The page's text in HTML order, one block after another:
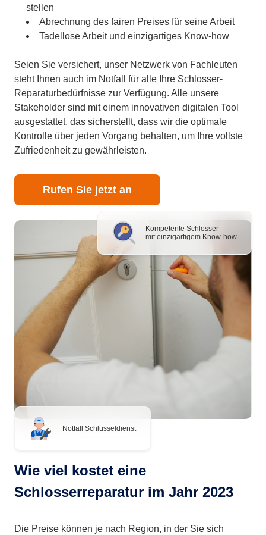
Kompetente Schlosser
mit einzigartigem Know-how
Notfall Schlüsseldienst
stellen
Abrechnung des fairen Preises für seine Arbeit
Tadellose Arbeit und einzigartiges Know-how
Seien Sie versichert, unser Netzwerk von Fachleuten
steht Ihnen auch im Notfall für alle Ihre Schlosser-
Reparaturbedürfnisse zur Verfügung. Alle unsere
Stakeholder sind mit einem innovativen digitalen Tool
ausgestattet, das sicherstellt, dass wir die optimale
Kontrolle über jeden Vorgang behalten, um Ihre vollste
Zufriedenheit zu gewährleisten.
Rufen Sie jetzt an
Wie viel kostet eine
Schlosserreparatur im Jahr 2023
Die Preise können je nach Region, in der Sie sich